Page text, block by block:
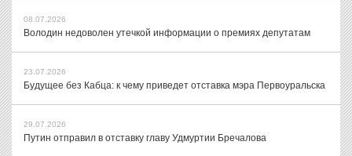
08.07.2026
Володин недоволен утечкой информации о премиях депутатам
23.07.2026
Будущее без Кабца: к чему приведет отставка мэра Первоуральска
29.07.2026
Путин отправил в отставку главу Удмуртии Бречалова